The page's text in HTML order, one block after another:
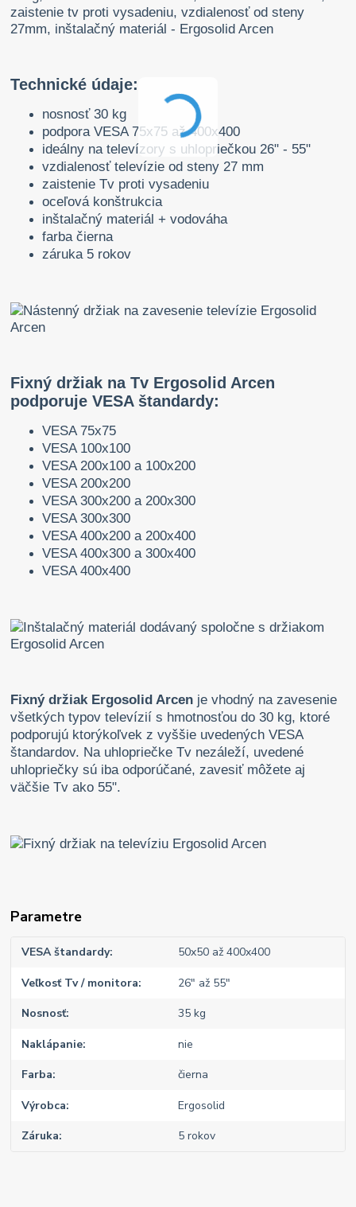
Technické údaje:
nosnosť 30 kg
podpora VESA 75x75 až 400x400
ideálny na televízory s uhlopriečkou 26" - 55"
vzdialenosť televízie od steny 27 mm
zaistenie Tv proti vysadeniu
oceľová konštrukcia
inštalačný materiál + vodováha
farba čierna
záruka 5 rokov
Fixný držiak na Tv Ergosolid Arcen
podporuje VESA štandardy:
VESA 75x75
VESA 100x100
VESA 200x100 a 100x200
VESA 200x200
VESA 300x200 a 200x300
VESA 300x300
VESA 400x200 a 200x400
VESA 400x300 a 300x400
VESA 400x400
Fixný držiak Ergosolid Arcen je vhodný na zavesenie
všetkých typov televízií s hmotnosťou do 30 kg, ktoré
podporujú ktorýkoľvek z vyššie uvedených VESA
štandardov. Na uhlopriečke Tv nezáleží, uvedené
uhlopriečky sú iba odporúčané, zavesiť môžete aj
väčšie Tv ako 55".
Parametre
VESA štandardy 50x50 až 400x400
Veľkosť Tv / monitora 26" až 55"
Nosnosť 35 kg
Naklápanie nie
Farba čierna
Výrobca Ergosolid
Záruka 5 rokov